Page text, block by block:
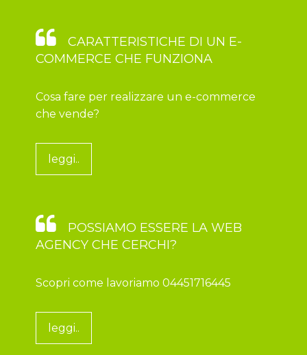
CARATTERISTICHE DI UN E-
COMMERCE CHE FUNZIONA
Cosa fare per realizzare un e-commerce
che vende?
leggi..
POSSIAMO ESSERE LA WEB
AGENCY CHE CERCHI?
Scopri come lavoriamo 04451716445
leggi..